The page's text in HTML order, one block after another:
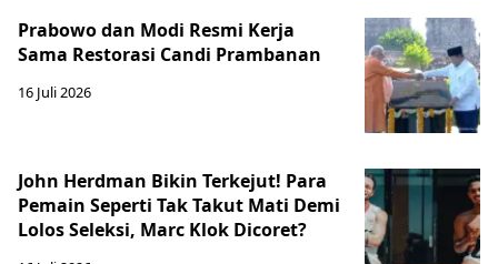
Prabowo dan Modi Resmi Kerja
Sama Restorasi Candi Prambanan
16 Juli 2026
John Herdman Bikin Terkejut! Para
Pemain Seperti Tak Takut Mati Demi
Lolos Seleksi, Marc Klok Dicoret?